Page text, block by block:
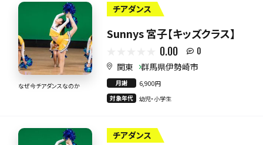
なぜ今チアダンスなのか
チアダンス
Sunnys 宮子【キッズクラス】
0.00 0
関東 群馬県伊勢崎市
月謝
6,900円
対象年代
幼児・小学生
チアダンス